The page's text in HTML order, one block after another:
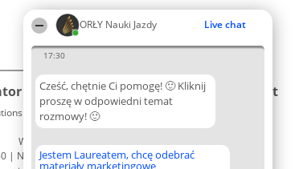
ORŁY Nauki Jazdy Live chat
17:30
Cześć, chętnie Ci pomogę! 🙂 Kliknij
proszę w odpowiedni temat
rozmowy! 🙂
Jestem Laureatem, chcę odebrać
materiały marketingowe
plebiscytu
sp. z o. o. sp. k.
ul. Ruska 22
Wrocław 50-079
| NIP 8943132676
Plebiscyt
Lista
Laureatów
Kontakt